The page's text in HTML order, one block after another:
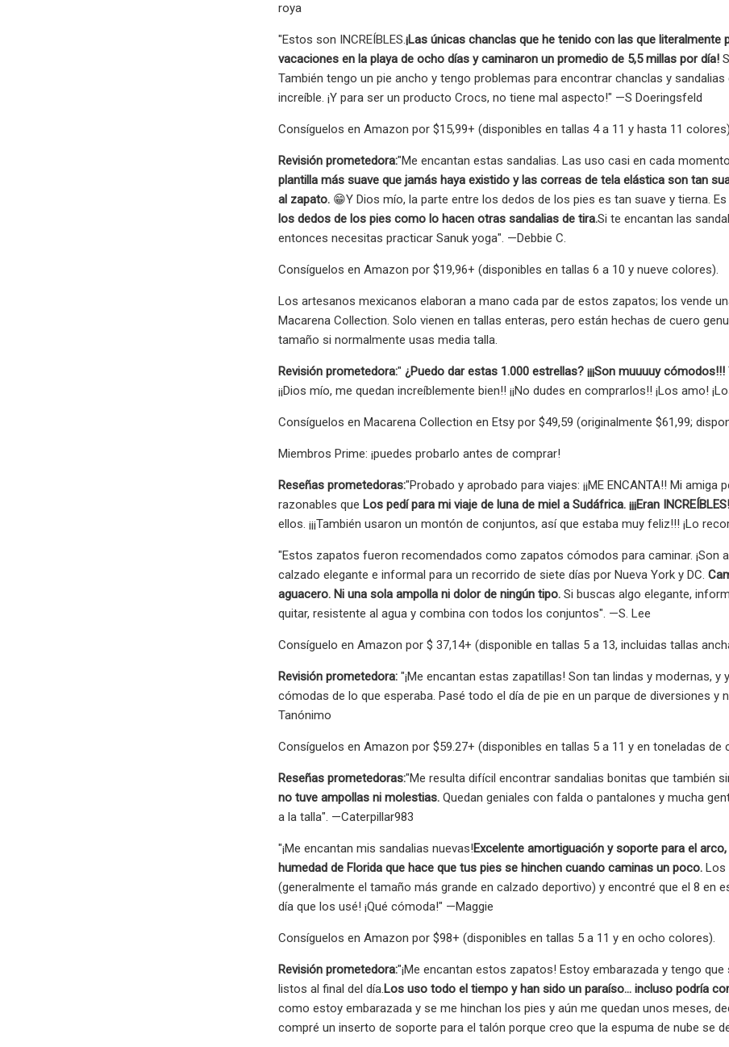
roya
"Estos son INCREÍBLES. ¡Las únicas chanclas que he tenido con las que
vacaciones en la playa de ocho días y caminaron un promedio de 5,5 millas por día!
También tengo un pie ancho y tengo problemas para encontrar chanclas y
increíble. ¡Y para ser un producto Crocs, no tiene mal aspecto!" —S Doeringsfeld
Consíguelos en Amazon por $15,99+ (disponibles en tallas 4 a 11 y hasta 11 colores).
Revisión prometedora:"Me encantan estas sandalias. Las uso casi en cada
plantilla más suave que jamás haya existido y las correas de tela elástica son tan
al zapato. 😁Y Dios mío, la parte entre los dedos de los pies es tan suave y tierna.
los dedos de los pies como lo hacen otras sandalias de tira.Si te encantan las
entonces necesitas practicar Sanuk yoga". —Debbie C.
Consíguelos en Amazon por $19,96+ (disponibles en tallas 6 a 10 y nueve colores).
Los artesanos mexicanos elaboran a mano cada par de estos zapatos; los vende
Macarena Collection. Solo vienen en tallas enteras, pero están hechas de cuero
tamaño si normalmente usas media talla.
Revisión prometedora:" ¿Puedo dar estas 1.000 estrellas? ¡¡¡Son muuuuy cómodos!!!
¡¡Dios mío, me quedan increíblemente bien!! ¡¡No dudes en comprarlos!! ¡Los amo!
Consíguelos en Macarena Collection en Etsy por $49,59 (originalmente $61,99;
Miembros Prime: ¡puedes probarlo antes de comprar!
Reseñas prometedoras:"Probado y aprobado para viajes: ¡¡ME ENCANTA!! Mi
razonables que Los pedí para mi viaje de luna de miel a Sudáfrica. ¡¡¡Eran
ellos. ¡¡¡También usaron un montón de conjuntos, así que estaba muy feliz!!! ¡Lo
"Estos zapatos fueron recomendados como zapatos cómodos para caminar.
calzado elegante e informal para un recorrido de siete días por Nueva York y DC.
aguacero. Ni una sola ampolla ni dolor de ningún tipo. Si buscas algo elegante,
quitar, resistente al agua y combina con todos los conjuntos". —S. Lee
Consíguelo en Amazon por $ 37,14+ (disponible en tallas 5 a 13, incluidas tallas
Revisión prometedora: "¡Me encantan estas zapatillas! Son tan lindas y modernas,
cómodas de lo que esperaba. Pasé todo el día de pie en un parque de diversiones
Tanónimo
Consíguelos en Amazon por $59.27+ (disponibles en tallas 5 a 11 y en toneladas de
Reseñas prometedoras:"Me resulta difícil encontrar sandalias bonitas que también
no tuve ampollas ni molestias. Quedan geniales con falda o pantalones y mucha
a la talla". —Caterpillar983
"¡Me encantan mis sandalias nuevas!Excelente amortiguación y soporte para el
humedad de Florida que hace que tus pies se hinchen cuando caminas un poco. Los
(generalmente el tamaño más grande en calzado deportivo) y encontré que el 8 en
día que los usé! ¡Qué cómoda!" —Maggie
Consíguelos en Amazon por $98+ (disponibles en tallas 5 a 11 y en ocho colores).
Revisión prometedora:"¡Me encantan estos zapatos! Estoy embarazada y tengo
listos al final del día. Los uso todo el tiempo y han sido un paraíso... incluso podría
como estoy embarazada y se me hinchan los pies y aún me quedan unos meses,
compré un inserto de soporte para el talón porque creo que la espuma de nube se